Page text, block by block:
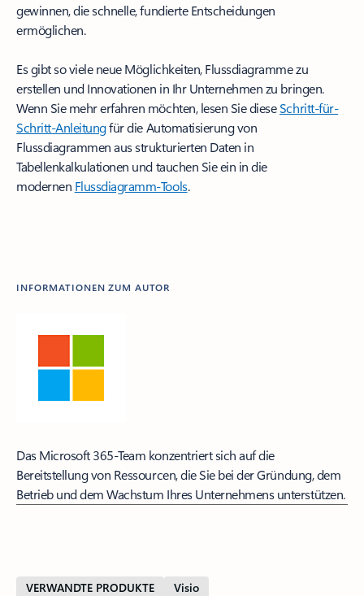
gewinnen, die schnelle, fundierte Entscheidungen
ermöglichen.
Es gibt so viele neue Möglichkeiten, Flussdiagramme zu
erstellen und Innovationen in Ihr Unternehmen zu bringen.
Wenn Sie mehr erfahren möchten, lesen Sie dieseSchritt-für-
Schritt-Anleitungfür die Automatisierung von
Flussdiagrammen aus strukturierten Daten in
Tabellenkalkulationen und tauchen Sie ein in die
modernen Flussdiagramm-Tools.
INFORMATIONEN ZUM AUTOR
Das Microsoft 365-Team konzentriert sich auf die
Bereitstellung von Ressourcen, die Sie bei der Gründung, dem
Betrieb und dem Wachstum Ihres Unternehmens unterstützen.
VERWANDTE PRODUKTE Visio